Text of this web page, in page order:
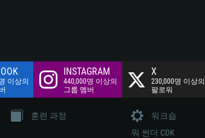
이상의
INSTAGRAM
440,000명 이상의
그룹 멤버
X
230,000명 이상의
팔로워
훈련 과정
워크숍
워 썬더 CDK